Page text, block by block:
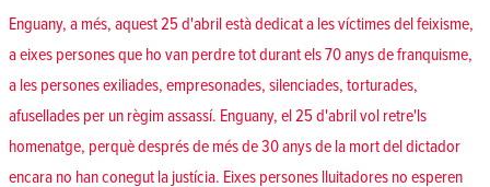
Enguany, a més, aquest 25 d'abril està dedicat a les víctimes del feixisme,
a eixes persones que ho van perdre tot durant els 70 anys de franquisme,
a les persones exiliades, empresonades, silenciades, torturades,
afusellades per un règim assassí. Enguany, el 25 d'abril vol retre'ls
homenatge, perquè després de més de 30 anys de la mort del dictador
encara no han conegut la justícia. Eixes persones lluitadores no esperen